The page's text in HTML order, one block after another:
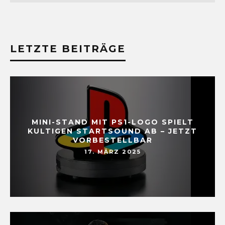
LETZTE BEITRÄGE
MINI-STAND MIT PS1-LOGO SPIELT
KULTIGEN STARTSOUND AB – JETZT
VORBESTELLBAR
17. MÄRZ 2025